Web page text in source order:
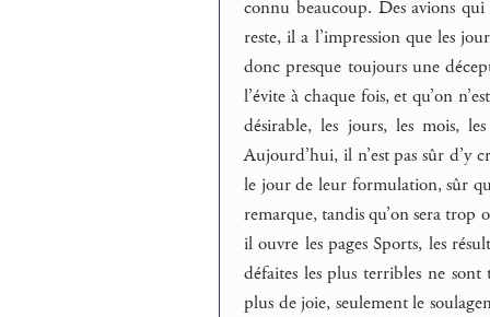
connu beaucoup. Des avions qui
reste, il a l’impression que les
donc presque toujours une
l’évite à chaque fois, et qu’on
désirable, les jours, les mois,
Aujourd’hui, il n’est pas sûr d’y
le jour de leur formulation, sûr
remarque, tandis qu’on sera trop
il ouvre les pages Sports, les
défaites les plus terribles ne
plus de joie, seulement le